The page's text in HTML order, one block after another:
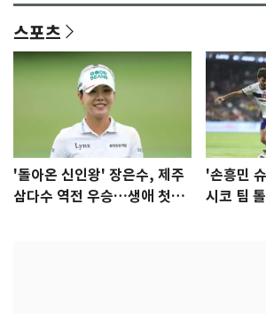
스포츠
'돌아온 신인왕' 장은수, 제주
삼다수 역전 우승…생애 첫승
'손흥민
시코 팀